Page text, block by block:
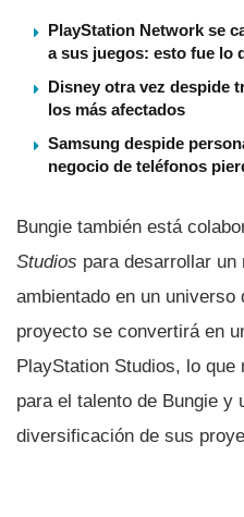
PlayStation Network se
a sus juegos: esto fue lo
Disney otra vez despide
los más afectados
Samsung despide
negocio de teléfonos
Bungie también está
Studios para desarrollar un
ambientado en un
proyecto se convertirá en
PlayStation Studios, lo que
para el talento de Bungie y
diversificación de sus